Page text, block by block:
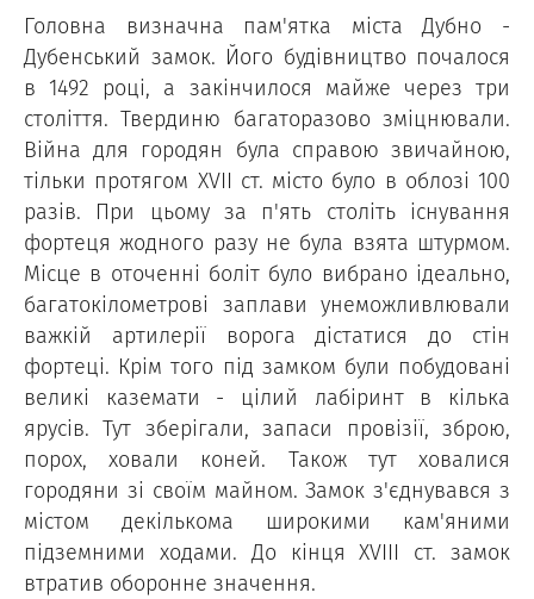
Головна визначна пам'ятка міста Дубно -
Дубенський замок. Його будівництво почалося
в 1492 році, а закінчилося майже через три
століття. Твердиню багаторазово зміцнювали.
Війна для городян була справою звичайною,
тільки протягом ХVІІ ст. місто було в облозі 100
разів. При цьому за п'ять століть існування
фортеця жодного разу не була взята штурмом.
Місце в оточенні боліт було вибрано ідеально,
багатокілометрові заплави унеможливлювали
важкій артилерії ворога дістатися до стін
фортеці. Крім того під замком були побудовані
великі каземати - цілий лабіринт в кілька
ярусів. Тут зберігали, запаси провізії, зброю,
порох, ховали коней. Також тут ховалися
городяни зі своїм майном. Замок з'єднувався з
містом декількома широкими кам'яними
підземними ходами. До кінця ХVІІІ ст. замок
втратив оборонне значення.